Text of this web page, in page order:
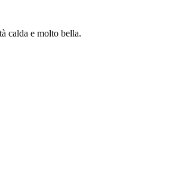
calda e molto bella.